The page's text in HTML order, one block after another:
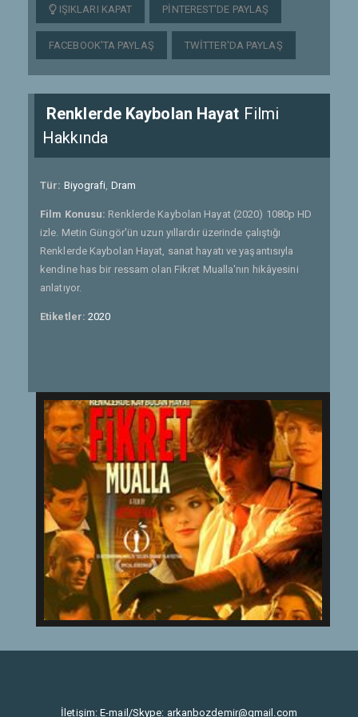
IŞIKLARI KAPAT PINTEREST'DE PAYLAŞ
FACEBOOK'TA PAYLAŞ TWITTER'DA PAYLAŞ
Renklerde Kaybolan Hayat Filmi
Hakkında
Tür: Biyografi, Dram
Film Konusu: Renklerde Kaybolan Hayat (2020) 1080p HD
izle. Metin Güngör'ün uzun yıllardır üzerinde çalıştığı
Renklerde Kaybolan Hayat, sanat hayatı ve yaşantısıyla
kendine has bir ressam olan Fikret Mualla'nın hikâyesini
anlatıyor.
Etiketler:2020
İletişim: E-mail/Skype: arkanbozdemir@gmail.com